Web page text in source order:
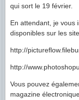
qui sort le 19 février.
En attendant, je vous
disponibles sur les
http://
http://
Vous pouvez
magazine